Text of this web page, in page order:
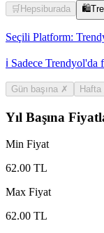
🛒 Hepsiburada 🛍️
Seçili Platform:
ℹ️ Sadece Trendyol'da
Gün başına ✗ Hafta
Yıl Başına
Min Fiyat
62.00 TL
Max Fiyat
62.00 TL